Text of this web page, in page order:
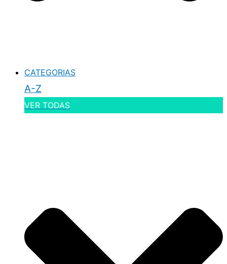
CATEGORIAS
A-Z
VER TODAS